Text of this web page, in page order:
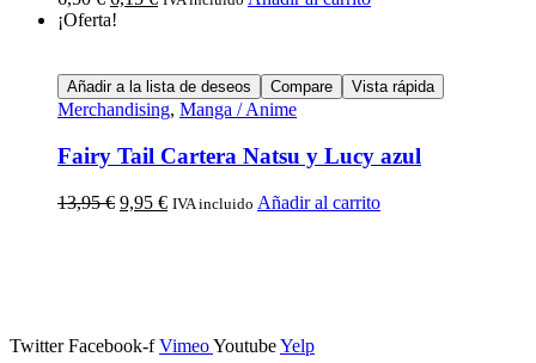
¡Oferta!
Añadir a la lista de deseos Compare Vista rápida
Merchandising, Manga / Anime
Fairy Tail Cartera Natsu y Lucy azul
13,95€ 9,95 € IVA incluido Añadir al carrito
Twitter Facebook-f VimeoYoutubeYelp